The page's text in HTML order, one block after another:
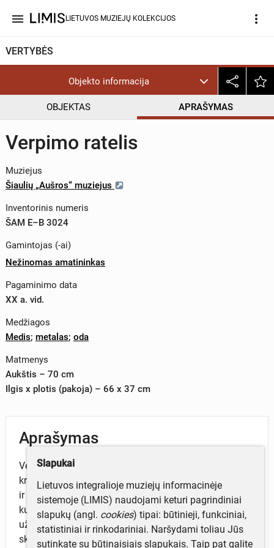
menu LIETUVOS MUZIEJŲ KOLEKCIJOS more_vert
VERTYBĖS
Objekto informacija
OBJEKTAS APRAŠYMAS
Verpimo ratelis
Muziejus
Šiaulių „Aušros“ muziejus
Inventorinis numeris
ŠAM E–B 3024
Gamintojas (-ai)
Nežinomas amatininkas
Pagaminimo data
XX a. vid.
Medžiagos
Medis; metalas; oda
Matmenys
Aukštis – 70 cm
Ilgis x plotis (pakoja) – 66 x 37 cm
Aprašymas
Verpimo ratelis, medinis, gulsčiasis, tekintas. Jį sudaro
krėslas-įžambiai gulinti lenta, į kurią įtvirtintas krūmas
ir ratelio kojos; ratas su aštuoniais stipinais; ienelės, į
kurias įtvirtintas ratas; špūlė su sparnais siūlams
užkabinti; skersinis; du stulpeliai špūlei laikyti; ropė
skersiniui įtvirtinti. Trūksta prieverpstės. Pakojos
Slapukai
Lietuvos integralioje muziejų informacinėje
sistemoje (LIMIS) naudojami keturi pagrindiniai
slapukų (angl. cookies) tipai: būtinieji, funkciniai,
statistiniai ir rinkodariniai. Naršydami toliau Jūs
sutinkate su būtinaisiais slapukais. Taip pat galite